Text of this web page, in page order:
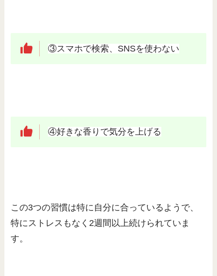
③スマホで検索、SNSを使わない
④好きな香りで気分を上げる
この3つの習慣は特に自分に合っているようで、
特にストレスもなく2週間以上続けられていま
す。